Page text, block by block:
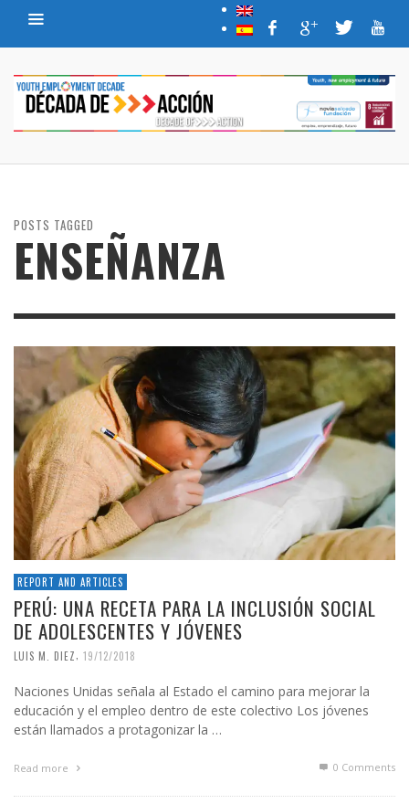
POSTS TAGGED
ENSEÑANZA
REPORT AND ARTICLES
PERÚ: UNA RECETA PARA LA INCLUSIÓN SOCIAL
DE ADOLESCENTES Y JÓVENES
LUIS M. DIEZ, 19/12/2018
Naciones Unidas señala al Estado el camino para mejorar la
educación y el empleo dentro de este colectivo Los jóvenes
están llamados a protagonizar la …
Read more 0 Comments